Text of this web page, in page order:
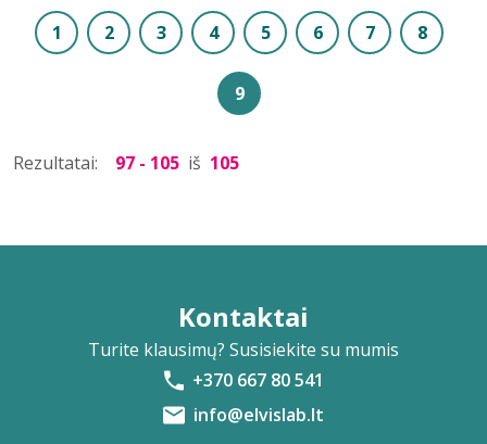
1 2 3 4 5 6 7 8
9
Rezultatai: 97 - 105 iš 105
Kontaktai
Turite klausimų? Susisiekite su mumis
+370 667 80 541
info@elvislab.lt